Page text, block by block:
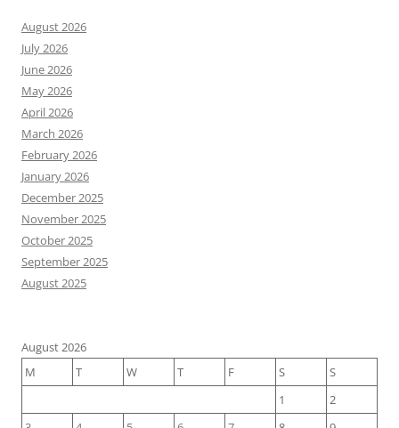
August 2026
July 2026
June 2026
May 2026
April 2026
March 2026
February 2026
January 2026
December 2025
November 2025
October 2025
September 2025
August 2025
August 2026
M
T W T F S
S
1
2